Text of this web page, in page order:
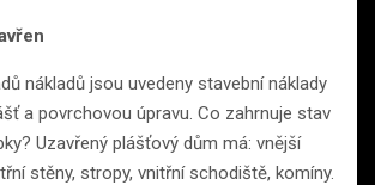
nákladů jsou uvedeny stavební náklady
a povrchovou úpravu. Co zahrnuje stav
Uzavřený plášťový dům má: vnější
stěny, stropy, vnitřní schodiště, komíny.